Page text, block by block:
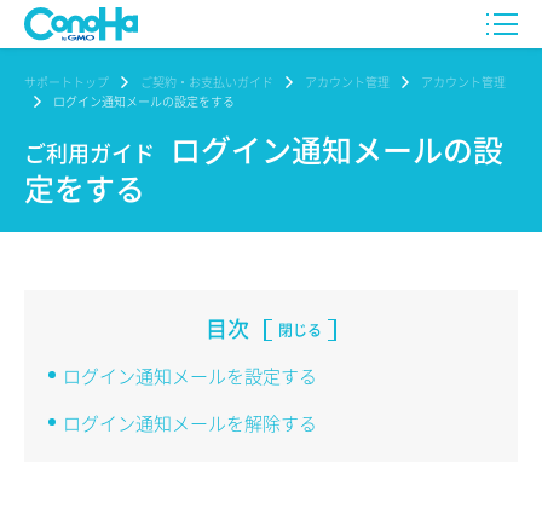
サポートトップ ご契約・お支払いガイド アカウント管理
アカウント管理
ログイン通知メールの設定をする
ご利用ガイド
ログイン通知メールの設
定をする
目次 閉じる
ログイン通知メールを設定する
ログイン通知メールを解除する